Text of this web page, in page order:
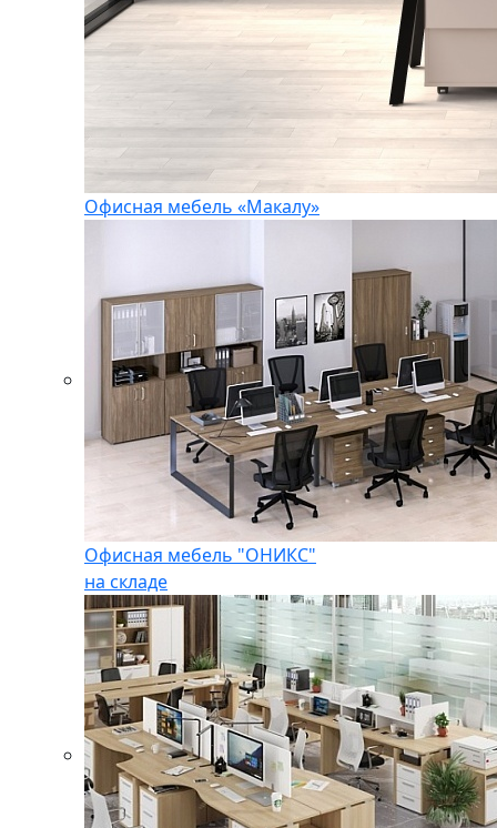
Офисная мебель «Макалу»
Офисная мебель "ОНИКС"
на складе